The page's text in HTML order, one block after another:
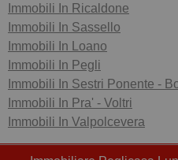
Immobili In Ricaldone
Immobili In Sassello
Immobili In Loano
Immobili In Pegli
Immobili In Sestri Ponente -
Immobili In Pra' - Voltri
Immobili In Valpolcevera